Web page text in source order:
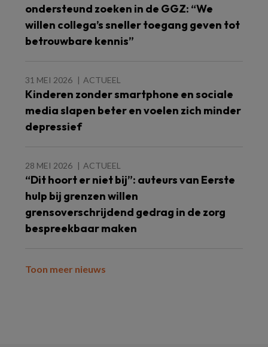
ondersteund zoeken in de GGZ: “We
willen collega’s sneller toegang geven tot
betrouwbare kennis”
31 MEI 2026 ACTUEEL
Kinderen zonder smartphone en sociale
media slapen beter en voelen zich minder
depressief
28 MEI 2026 ACTUEEL
“Dit hoort er niet bij”: auteurs van Eerste
hulp bij grenzen willen
grensoverschrijdend gedrag in de zorg
bespreekbaar maken
Toon meer nieuws